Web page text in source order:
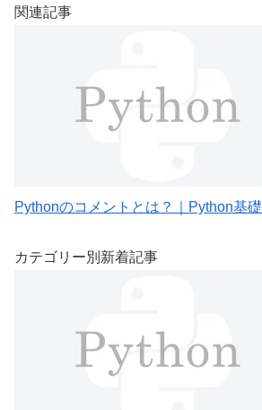
関連記事
Pythonのコメントとは？｜Python基礎
カテゴリー別新着記事